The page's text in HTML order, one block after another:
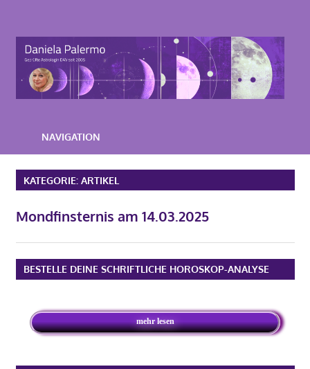
springen
Astrologie-
Beratung-
Daniela-
NAVIGATION
KATEGORIE: ARTIKEL
Mondfinsternis am 14.03.2025
BESTELLE DEINE SCHRIFTLICHE HOROSKOP-ANALYSE
mehr lesen